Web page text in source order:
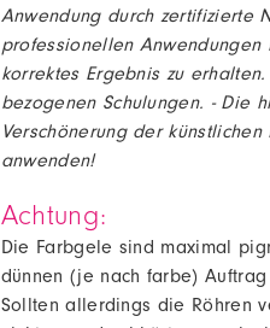
Anwendung durch zertifizierte
professionellen
korrektes Ergebnis zu
bezogenen Schulungen. - Die
Verschönerung der
anwenden!
Achtung:
Die Farbgele sind maximal
dünnen (je nach farbe) Auftrag
Sollten allerdings die Röhren